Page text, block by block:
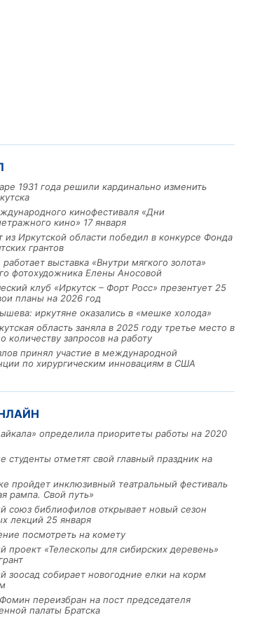
1931 года решили кардинально изменить
кинофестиваля «Дни
кино» 17 января
из Иркутской области победил в конкурсе Фонда
грантов
выставка «Внутри мягкого золота»
фотохудожника Елены Аносовой
клуб «Иркутск – Форт Росс» презентует 25
планы на 2026 год
иркутяне оказались в «мешке холода»
область заняла в 2025 году третье место в
количеству запросов на работу
принял участие в международной
по хирургическим инновациям в США
определила приоритеты работы на 2020
студенты отметят свой главный праздник на
пройдет инклюзивный театральный фестиваль
рампа. Свой путь»
союз библиофилов открывает новый сезон
лекций 25 января
посмотреть на комету
проект «Телескопы для сибирских деревень»
зоосад собирает новогодние елки на корм
переизбран на пост председателя
палаты Братска
Льготный заём в 9 миллионов
рублей получит
из Иркутской области
3 фото